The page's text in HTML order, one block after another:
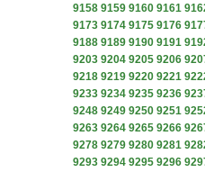
9158 9159 9160 9161
9173 9174 9175 9176
9188 9189 9190 9191
9203 9204 9205 9206
9218 9219 9220 9221
9233 9234 9235 9236
9248 9249 9250 9251
9263 9264 9265 9266
9278 9279 9280 9281
9293 9294 9295 9296